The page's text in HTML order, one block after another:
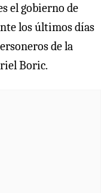
el gobierno de
los últimos días
de la
Boric.